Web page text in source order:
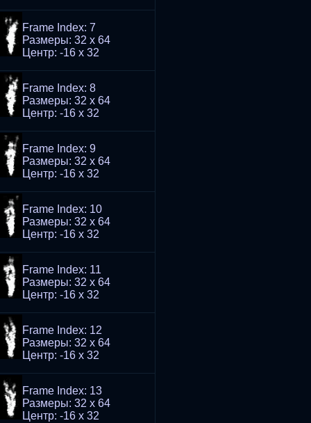
Frame Index: 7
Размеры: 32 x 64
Центр: -16 x 32
Frame Index: 8
Размеры: 32 x 64
Центр: -16 x 32
Frame Index: 9
Размеры: 32 x 64
Центр: -16 x 32
Frame Index: 10
Размеры: 32 x 64
Центр: -16 x 32
Frame Index: 11
Размеры: 32 x 64
Центр: -16 x 32
Frame Index: 12
Размеры: 32 x 64
Центр: -16 x 32
Frame Index: 13
Размеры: 32 x 64
Центр: -16 x 32